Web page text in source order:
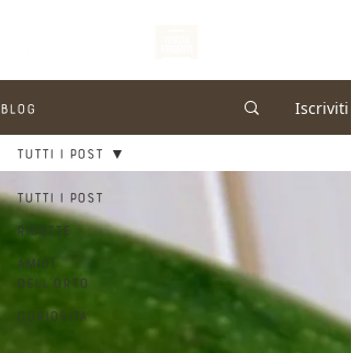
BLOG Iscriviti
Tutti i post
RICETTE
AMICI
DELL'ORTO
CURIOSITÀ'
Tutti i post